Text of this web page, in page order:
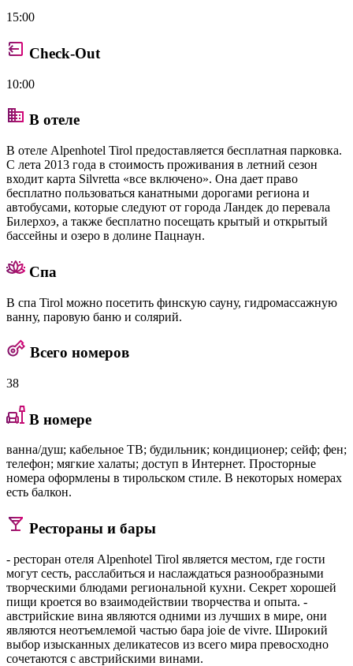
15:00
Check-Out
10:00
В отеле
В отеле Alpenhotel Tirol предоставляется бесплатная парковка.
С лета 2013 года в стоимость проживания в летний сезон
входит карта Silvretta «все включено». Она дает право
бесплатно пользоваться канатными дорогами региона и
автобусами, которые следуют от города Ландек до перевала
Билерхоэ, а также бесплатно посещать крытый и открытый
бассейны и озеро в долине Пацнаун.
Спа
В спа Tirol можно посетить финскую сауну, гидромассажную
ванну, паровую баню и солярий.
Всего номеров
38
В номере
ванна/душ; кабельное ТВ; будильник; кондиционер; сейф; фен;
телефон; мягкие халаты; доступ в Интернет. Просторные
номера оформлены в тирольском стиле. В некоторых номерах
есть балкон.
Рестораны и бары
- ресторан отеля Alpenhotel Tirol является местом, где гости
могут сесть, расслабиться и наслаждаться разнообразными
творческими блюдами региональной кухни. Секрет хорошей
пищи кроется во взаимодействии творчества и опыта. -
австрийские вина являются одними из лучших в мире, они
являются неотъемлемой частью бара joie de vivre. Широкий
выбор изысканных деликатесов из всего мира превосходно
сочетаются с австрийскими винами.